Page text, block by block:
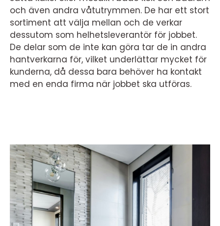
och även andra våtutrymmen. De har ett stort
sortiment att välja mellan och de verkar
dessutom som helhetsleverantör för jobbet.
De delar som de inte kan göra tar de in andra
hantverkarna för, vilket underlättar mycket för
kunderna, då dessa bara behöver ha kontakt
med en enda firma när jobbet ska utföras.